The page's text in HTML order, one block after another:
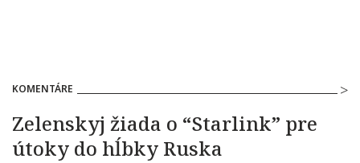
KOMENTÁRE
Zelenskyj žiada o “Starlink” pre
útoky do hĺbky Ruska